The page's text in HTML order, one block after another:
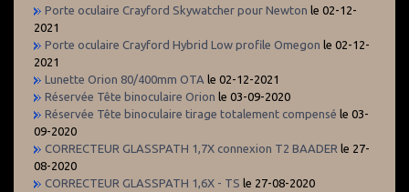
Porte oculaire Crayford Skywatcher pour Newton le 02-12-
2021
Porte oculaire Crayford Hybrid Low profile Omegon le 02-12-
2021
Lunette Orion 80/400mm OTA le 02-12-2021
Réservée Tête binoculaire Orion le 03-09-2020
Réservée Tête binoculaire tirage totalement compensé le 03-
09-2020
CORRECTEUR GLASSPATH 1,7X connexion T2 BAADER le 27-
08-2020
CORRECTEUR GLASSPATH 1,6X - TS le 27-08-2020